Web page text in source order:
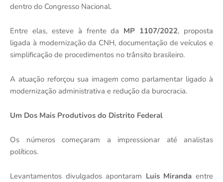
dentro do Congresso Nacional.
Entre elas, esteve à frente da MP 1107/2022, proposta
ligada à modernização da CNH, documentação de veículos e
simplificação de procedimentos no trânsito brasileiro.
A atuação reforçou sua imagem como parlamentar ligado à
modernização administrativa e redução da burocracia.
Um Dos Mais Produtivos do Distrito Federal
Os números começaram a impressionar até analistas
políticos.
Levantamentos divulgados apontaram Luis Mirandaentre